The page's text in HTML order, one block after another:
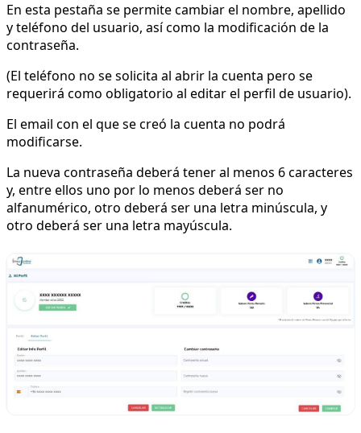
En esta pestaña se permite cambiar el nombre, apellido
y teléfono del usuario, así como la modificación de la
contraseña.
(El teléfono no se solicita al abrir la cuenta pero se
requerirá como obligatorio al editar el perfil de usuario).
El email con el que se creó la cuenta no podrá
modificarse.
La nueva contraseña deberá tener al menos 6 caracteres
y, entre ellos uno por lo menos deberá ser no
alfanumérico, otro deberá ser una letra minúscula, y
otro deberá ser una letra mayúscula.